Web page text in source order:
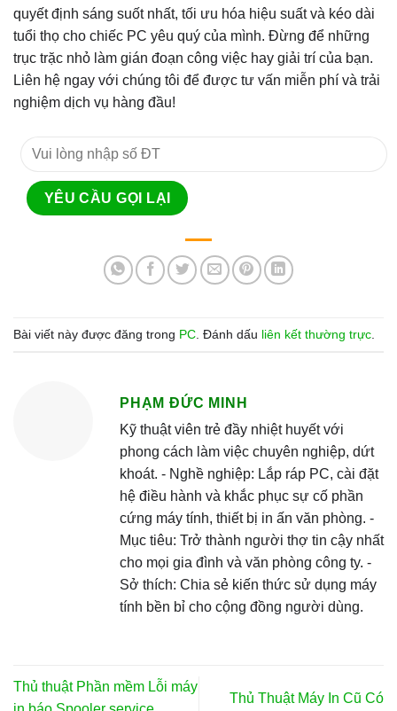
quyết định sáng suốt nhất, tối ưu hóa hiệu suất và kéo dài
tuổi thọ cho chiếc PC yêu quý của mình. Đừng để những
trục trặc nhỏ làm gián đoạn công việc hay giải trí của bạn.
Liên hệ ngay với chúng tôi để được tư vấn miễn phí và trải
nghiệm dịch vụ hàng đầu!
Bài viết này được đăng trong PC . Đánh dấu liên kết thường trực
PHẠM ĐỨC MINH
Kỹ thuật viên trẻ đầy nhiệt huyết với
phong cách làm việc chuyên nghiệp, dứt
khoát. - Nghề nghiệp: Lắp ráp PC, cài đặt
hệ điều hành và khắc phục sự cố phần
cứng máy tính, thiết bị in ấn văn phòng. -
Mục tiêu: Trở thành người thợ tin cậy nhất
cho mọi gia đình và văn phòng công ty. -
Sở thích: Chia sẻ kiến thức sử dụng máy
tính bền bỉ cho cộng đồng người dùng.
Thủ thuật Phần mềm Lỗi máy
Thủ Thuật Máy In Cũ Có